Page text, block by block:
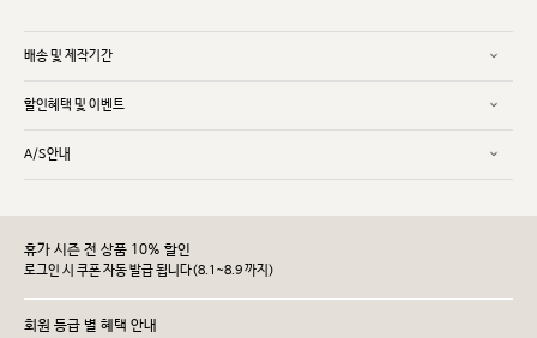
배송 및 제작기간
할인혜택 및 이벤트
A/S안내
휴가 시즌 전 상품 10% 할인
로그인 시 쿠폰 자동 발급 됩니다(8.1~8.9 까지)
회원 등급 별 혜택 안내